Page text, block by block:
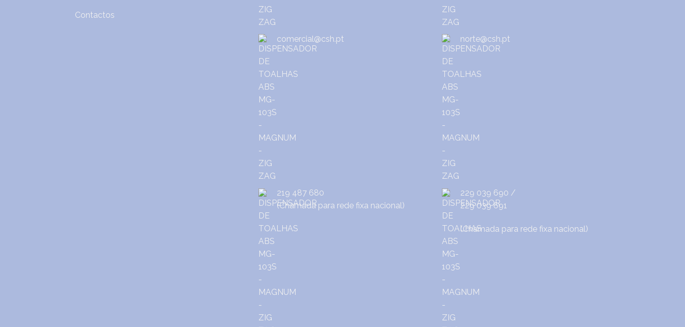
Contactos
comercial@csh.pt
219 487 680
(Chamada para rede fixa nacional)
norte@csh.pt
229 039 690 /
229 039 691
(Chamada para rede fixa nacional)